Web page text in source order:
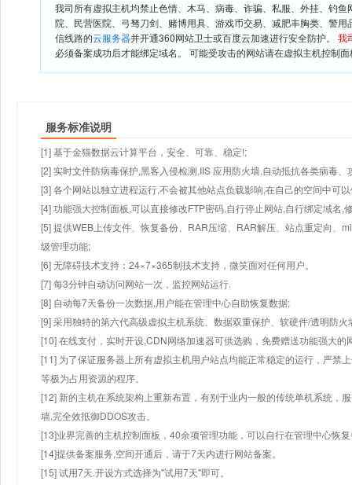
我司所有虚拟主机均禁止色情、木马、病毒、诈骗、私服、外挂、钓
院、民营医院、弓驽刀剑、赌博用具、游戏币交易、减肥丰胸类、警
信线路的云服务器并开通360网站卫士或百度云加速进行安全防护。 我
必须备案成功后才能绑定域名。 可能受攻击的网站请在虚拟主机控制
服务标准说明
[1] 基于金猫数据云计算平台，安全、可靠、稳定!;
[2] 实时文件防病毒保护,黑客入侵检测,IIS 应用防火墙,自动抵抗各类病毒、
[3] 各个网站以独立进程运行,不会被其他站点负载影响,在自己的空间中可
[4] 功能强大控制面板,可以直接修改FTP密码,自行停止网站,自行绑定域名,
[5] 提供WEB上传文件、恢复备份、RAR压缩、RAR解压、站点重定向、
级管理功能;
[6] 无障碍技术支持：24×7×365制技术支持，微笑面对任何用户。
[7] 每3分钟自动访问网站一次，监控网站运行.
[8] 自动每7天备份一次数据,用户能在管理中心自助恢复数据;
[9] 采用独特的第六代高级虚拟主机系统、数据双重保护、软硬件/透明防火
[10] 在线支付，实时开设,CDN网络加速器可供选购，免费赠送功能强大
[11] 为了保证服务器上所有虚拟主机用户站点均能正常稳定的运行，严禁
等极为占用资源的程序。
[12] 新的主机在系统架构上重新布置，有别于业内一般的传统单机系统，
墙,完全效抵御DDOS攻击。
[13]业界完善的主机控制面板，40余项管理功能，可以自行在管理中心恢
[14]提供备案服务,空间开通后，请于7天内进行网站备案。
[15] 试用7天.开设方式选择为"试用7天"即可。